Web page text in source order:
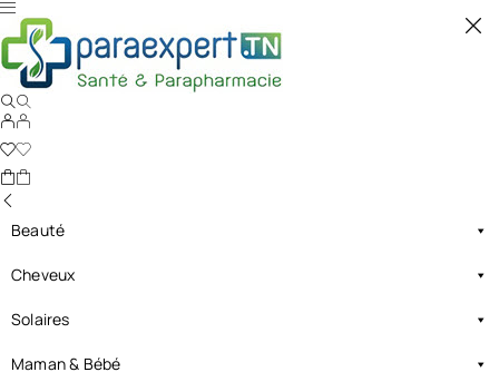
Beauté
Cheveux
Solaires
Maman & Bébé